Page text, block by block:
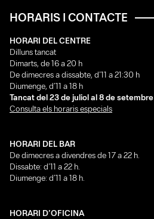
HORARIS I CONTACTE
HORARI DEL CENTRE
Dilluns tancat
Dimarts, de 16 a 20 h
De dimecres a dissabte, d’11 a 21:30 h
Diumenge, d’11 a 18 h
Tancat del 23 de juliol al 8 de setembre
Consulta els horaris especials
HORARI DEL BAR
De dimecres a divendres de 17 a 22 h.
Dissabte: d’11 a 22 h.
Diumenge: d’11 a 18 h.
HORARI D’OFICINA